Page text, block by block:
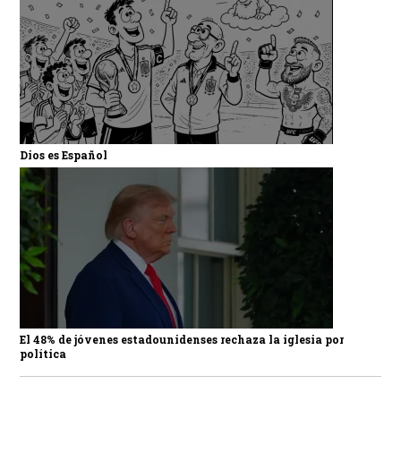
Dios es Español
El 48% de jóvenes estadounidenses rechaza la iglesia por
política